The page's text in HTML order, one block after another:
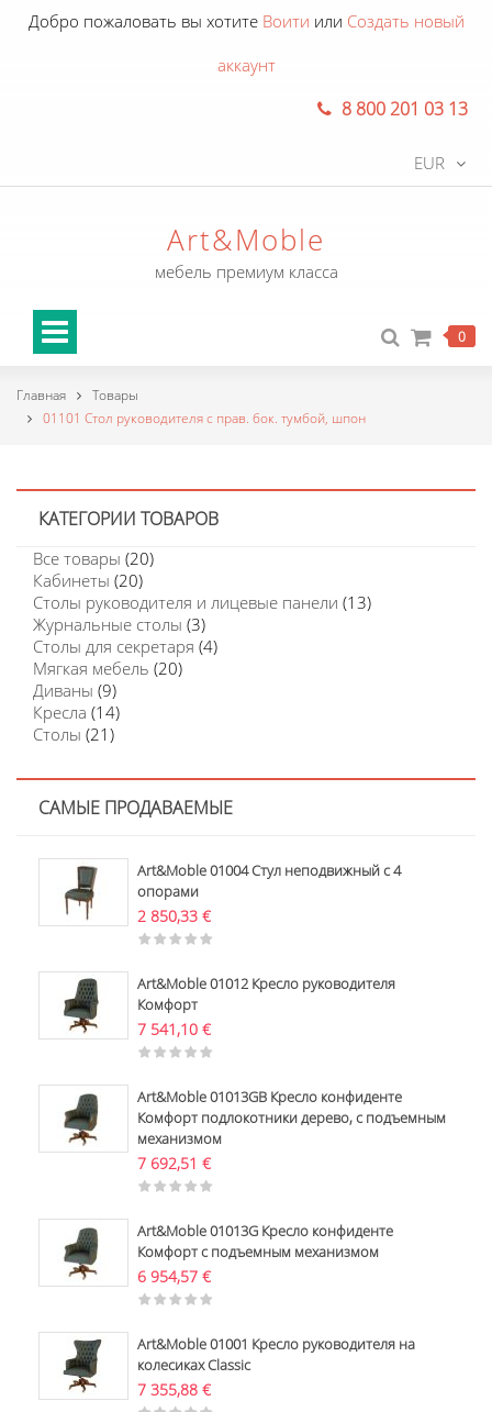
Добро пожаловать вы хотите Воити или Создать новый
аккаунт
8 800 201 03 13
EUR
Art&Moble
мебель премиум класса
0
Главная
Товары
01101 Стол руководителя с прав. бок. тумбой, шпон
КАТЕГОРИИ ТОВАРОВ
Все товары (20)
Кабинеты (20)
Столы руководителя и лицевые панели (13)
Журнальные столы (3)
Столы для секретаря (4)
Мягкая мебель (20)
Диваны (9)
Кресла (14)
Столы (21)
САМЫЕ ПРОДАВАЕМЫЕ
Art&Moble 01004 Стул неподвижный с 4
опорами
2 850,33 €
Art&Moble 01012 Кресло руководителя
Комфорт
7 541,10 €
Art&Moble 01013GB Кресло конфиденте
Комфорт подлокотники дерево, с подъемным
механизмом
7 692,51 €
Art&Moble 01013G Кресло конфиденте
Комфорт с подъемным механизмом
6 954,57 €
Art&Moble 01001 Кресло руководителя на
колесиках Classic
7 355,88 €